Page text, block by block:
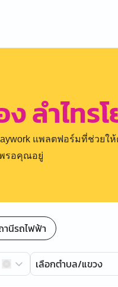
ลำไทร
แพลตฟอร์มที่ช่วยใ
พรอคุณอยู่
นีรถไฟฟ้า
เลือกตำบล/แขวง